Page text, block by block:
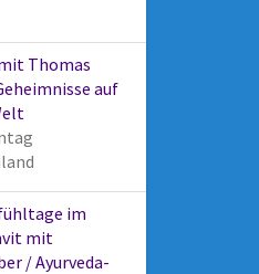
Thomas
auf
im
mit
/ Ayurveda-